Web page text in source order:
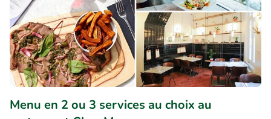
Menu en 2 ou 3 services au choix au